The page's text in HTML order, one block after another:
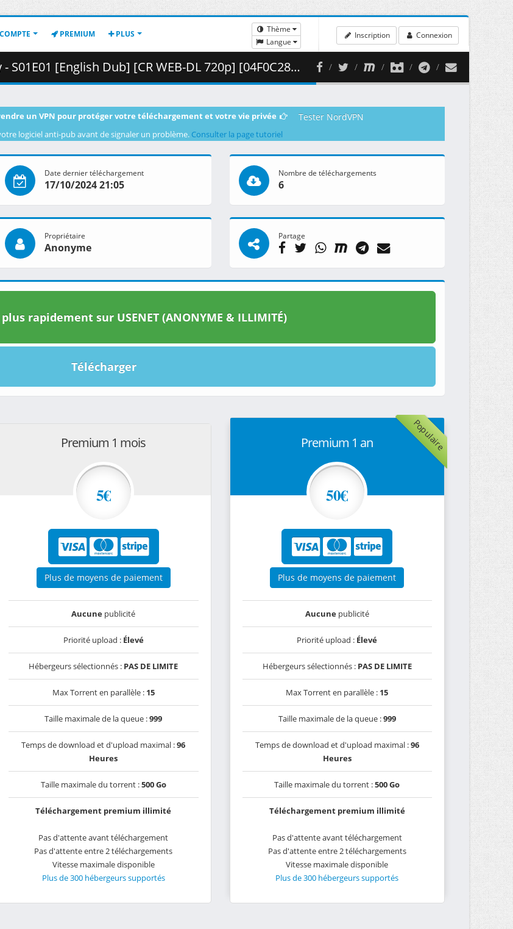
PREMIUM PLUS
Thème
Langue
Inscription Connexion
Dub] [CR WEB-DL 720p] [04F0C281].mkv.001 ( 349.76 MB )
un VPN pour protéger votre téléchargement et votre vie privée Tester NordVPN
logiciel anti-pub avant de signaler un problème. Consulter la page tutoriel
Date dernier téléchargement
17/10/2024 21:05
Nombre de téléchargements
6
Propriétaire
Anonyme
Partage
rapidement sur USENET (ANONYME & ILLIMITÉ)
Télécharger
Premium 1 mois
5€
Plus de moyens de paiement
Aucune publicité
Priorité upload : Élevé
Hébergeurs sélectionnés : PAS DE LIMITE
Max Torrent en parallèle : 15
Taille maximale de la queue :999
Temps de download et d'upload maximal :96
Heures
Taille maximale du torrent :500 Go
Téléchargement premium illimité
Pas d'attente avant téléchargement
Pas d'attente entre 2 téléchargements
Vitesse maximale disponible
Plus de 300 hébergeurs supportés
Populaire
Premium 1 an
50€
Plus de moyens de paiement
Aucunepublicité
Priorité upload : Élevé
Hébergeurs sélectionnés : PAS DE LIMITE
Max Torrent en parallèle : 15
Taille maximale de la queue :999
Temps de download et d'upload maximal :96
Heures
Taille maximale du torrent :500 Go
Téléchargement premium illimité
Pas d'attente avant téléchargement
Pas d'attente entre 2 téléchargements
Vitesse maximale disponible
Plus de 300 hébergeurs supportés